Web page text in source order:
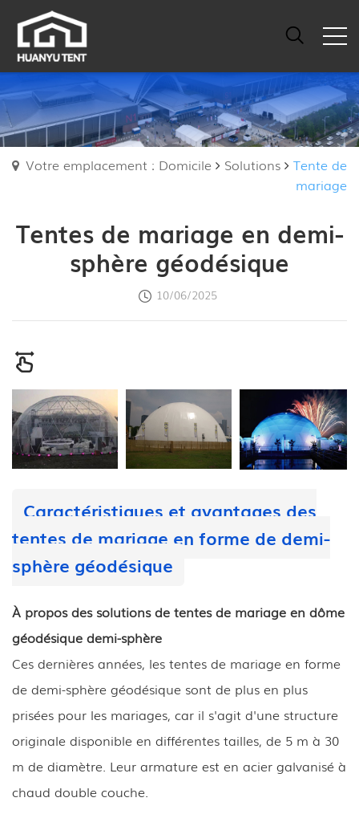
Votre emplacement : Domicile Solutions
Tente de
mariage
Tentes de mariage en demi-
sphère géodésique
10/06/2025
Caractéristiques et avantages des
tentes de mariage en forme de demi-
sphère géodésique
À propos des solutions de tentes de mariage en dôme
géodésique demi-sphère
Ces dernières années, les tentes de mariage en forme
de demi-sphère géodésique sont de plus en plus
prisées pour les mariages, car il s'agit d'une structure
originale disponible en différentes tailles, de 5 m à 30
m de diamètre. Leur armature est en acier galvanisé à
chaud double couche.